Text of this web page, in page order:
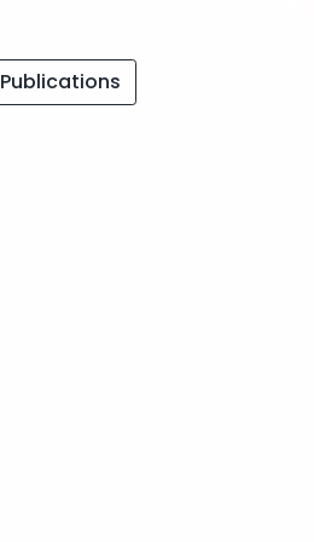
Publications